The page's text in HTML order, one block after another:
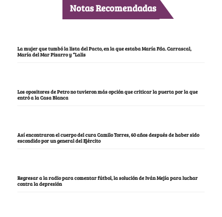
Notas Recomendadas
La mujer que tumbó la lista del Pacto, en la que estaba María Fda. Carrascal,
María del Mar Pizarro y “Lalis
Los opositores de Petro no tuvieron más opción que criticar la puerta por la que
entró a la Casa Blanca
Así encontraron el cuerpo del cura Camilo Torres, 60 años después de haber sido
escondido por un general del Ejército
Regresar a la radio para comentar fútbol, la solución de Iván Mejía para luchar
contra la depresión